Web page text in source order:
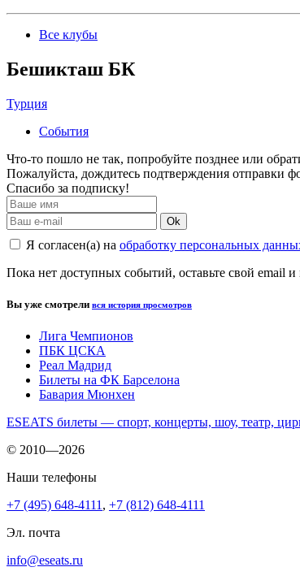
Все клубы
Бешикташ БК
Турция
События
Что-то пошло не так, попробуйте позднее или
Пожалуйста, дождитесь подтверждения отправки
Спасибо за подписку!
Ok
Я согласен(а) на обработку персональных
Пока нет доступных событий, оставьте свой email
Вы уже смотрели вся история просмотров
Лига Чемпионов
ПБК ЦСКА
Реал Мадрид
Билеты на ФК Барселона
Бавария Мюнхен
ESEATS билеты — спорт, концерты, шоу, театр,
© 2010—2026
Наши телефоны
+7 (495) 648-4111 , +7 (812) 648-4111
Эл. почта
info@eseats.ru